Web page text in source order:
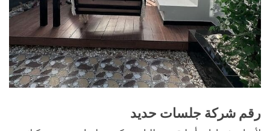
رقم شركة جلسات حديد